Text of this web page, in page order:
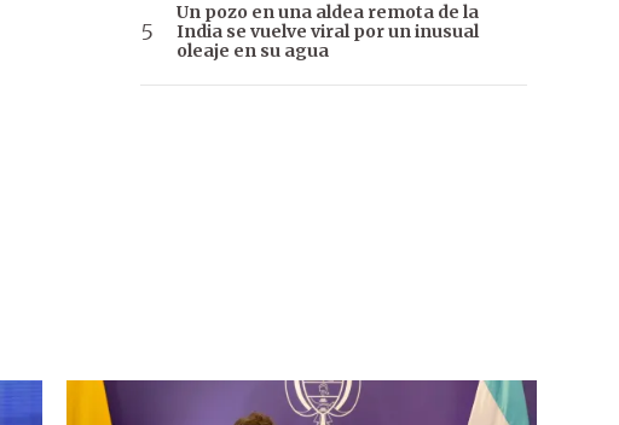
Un pozo en una aldea remota de la
India se vuelve viral por un inusual
oleaje en su agua